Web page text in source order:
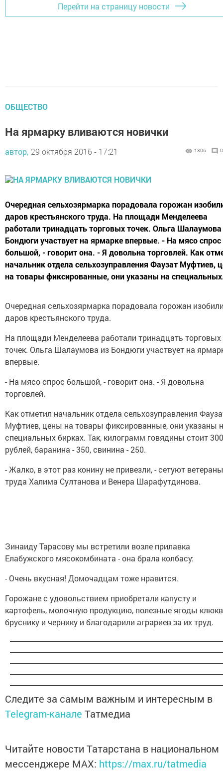
Перейти на страницу новости
ОБЩЕСТВО
На ярмарку вливаются новички
автор, 29 октября 2016 - 17:21 1306 0
Очередная сельхозярмарка порадовала горожан
даров крестьянского труда. На площади Менделеева
работали тринадцать торговых точек. Ольга Шалаумова
Бондюги участвует на ярмарке впервые. - На мясо спрос
большой, - говорит она. - Я довольна торговлей. Как
начальник отдела сельхозуправления Фаузат Муфтиев,
на товары фиксированные, они указаны на
Очередная сельхозярмарка порадовала горожан
даров крестьянского труда.
На площади Менделеева работали тринадцать торговых
точек. Ольга Шалаумова из Бондюги участвует на
впервые.
- На мясо спрос большой, - говорит она. - Я довольна
торговлей.
Как отметил начальник отдела сельхозуправления
Муфтиев, цены на товары фиксированные, они указаны
специальных бирках. Так, килограмм говядины стоит 300
рублей, баранина - 350, свинина - 250.
- Жалко, в этот раз конину не привезли, - сетуют ветераны
труда Халима Султанова и Венера Шарафутдинова.
Зинаиду Тарасову мы встретили возле прилавка
Елабужского мясокомбината - она брала колбасу:
- Очень вкусная! Домочадцам тоже нравится.
Горожане с удовольствием приобретали капусту и
картофель, молочную продукцию, полезные ягоды
бруснику и чернику и благодарили аграриев за их труд.
Следите за самым важным и интересным в
Telegram-канале Татмедиа
Читайте новости Татарстана в национальном
мессенджере MАХ: https://max.ru/tatmedia